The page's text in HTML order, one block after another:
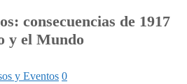
consecuencias de 1917
y el Mundo
y Eventos 0